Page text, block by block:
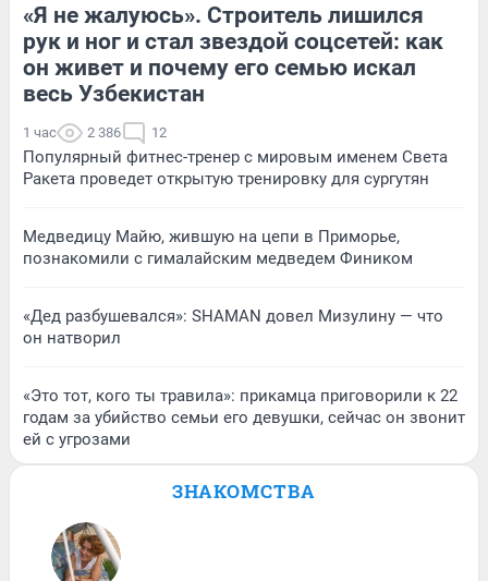
«Я не жалуюсь». Строитель лишился
рук и ног и стал звездой соцсетей: как
он живет и почему его семью искал
весь Узбекистан
1 час 2 386 12
Популярный фитнес-тренер с мировым именем Света
Ракета проведет открытую тренировку для сургутян
Медведицу Майю, жившую на цепи в Приморье,
познакомили с гималайским медведем Фиником
«Дед разбушевался»: SHAMAN довел Мизулину — что
он натворил
«Это тот, кого ты травила»: прикамца приговорили к 22
годам за убийство семьи его девушки, сейчас он звонит
ей с угрозами
ЗНАКОМСТВА